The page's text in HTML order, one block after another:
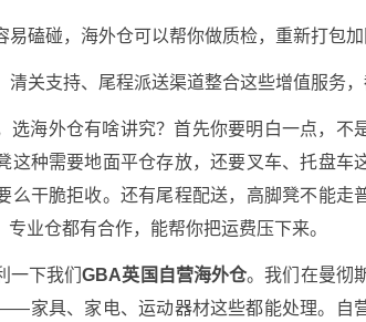
易磕碰，海外仓可以帮你做质检，重新打包
清关支持、尾程派送渠道整合这些增值服务，
选海外仓有啥讲究？首先你要明白一点，不
这种需要地面平仓存放，还要叉车、托盘车
么干脆拒收。还有尾程配送，高脚凳不能走
业仓都有合作，能帮你把运费压下来。
一下我们GBA英国自营海外仓。我们在曼彻
家具、家电、运动器材这些都能处理。自